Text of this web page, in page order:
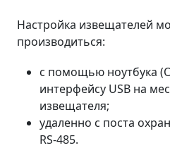
Настройка извещателей
производиться:
с помощью ноутбука
интерфейсу USB на
извещателя;
удаленно с поста
RS-485.